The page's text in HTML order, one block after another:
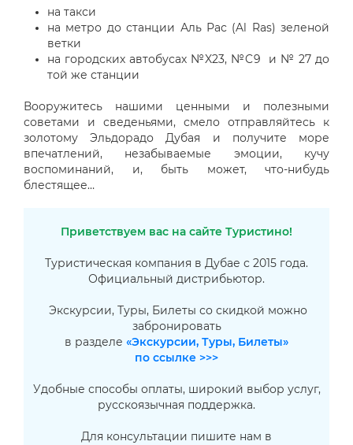
на такси
на метро до станции Аль Рас (Al Ras) зеленой
ветки
на городских автобусах №X23, №C9 и № 27 до
той же станции
Вооружитесь нашими ценными и полезными
советами и сведеньями, смело отправляйтесь к
золотому Эльдорадо Дубая и получите море
впечатлений, незабываемые эмоции, кучу
воспоминаний, и, быть может, что-нибудь
блестящее…
Приветствуем вас на сайте Туристино!
Туристическая компания в Дубае с 2015 года.
Официальный дистрибьютор.
Экскурсии, Туры, Билеты со скидкой можно
забронировать
в разделе «Экскурсии, Туры, Билеты»
по ссылке >>>
Удобные способы оплаты, широкий выбор услуг,
русскоязычная поддержка.
Для консультации пишите нам в